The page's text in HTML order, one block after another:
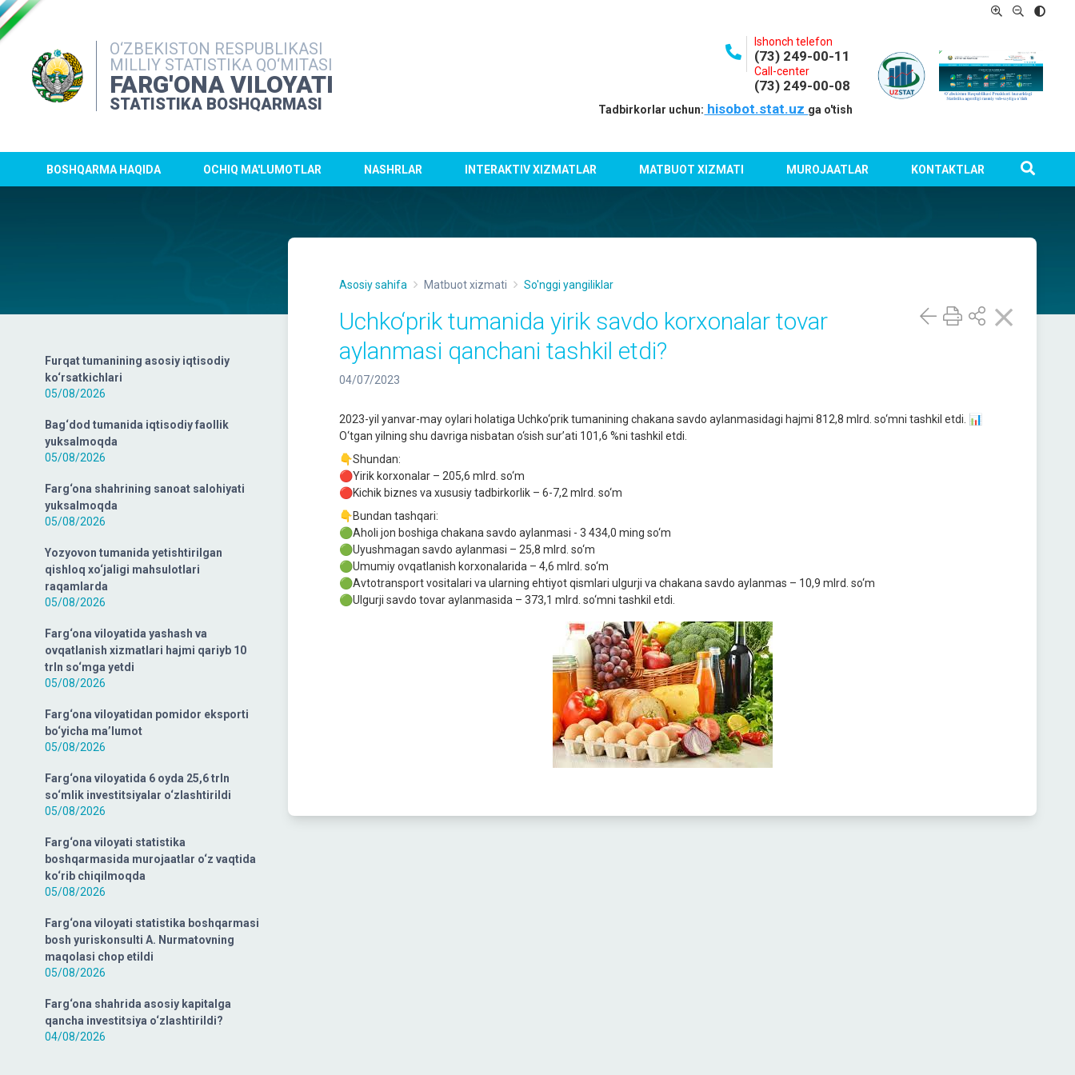
O‘ZBEKISTON RESPUBLIKASI
MILLIY STATISTIKA QO‘MITASI
FARG'ONA VILOYATI
STATISTIKA BOSHQARMASI
Ishonch telefon
(73) 249-00-11
Call-center
(73) 249-00-08
Tadbirkorlar uchun: hisobot.stat.uz ga o'tish
BOSHQARMA HAQIDA OCHIQ MA'LUMOTLAR NASHRLAR INTERAKTIV XIZMATLAR MATBUOT XIZMATI MUROJAATLAR KONTAKTLAR
Furqat tumanining asosiy iqtisodiy
ko‘rsatkichlari
05/08/2026
Bag‘dod tumanida iqtisodiy faollik
yuksalmoqda
05/08/2026
Farg‘ona shahrining sanoat salohiyati
yuksalmoqda
05/08/2026
Yozyovon tumanida yetishtirilgan
qishloq xo‘jaligi mahsulotlari
raqamlarda
05/08/2026
Farg‘ona viloyatida yashash va
ovqatlanish xizmatlari hajmi qariyb 10
trln so‘mga yetdi
05/08/2026
Farg‘ona viloyatidan pomidor eksporti
bo‘yicha ma’lumot
05/08/2026
Farg‘ona viloyatida 6 oyda 25,6 trln
so‘mlik investitsiyalar o‘zlashtirildi
05/08/2026
Farg‘ona viloyati statistika
boshqarmasida murojaatlar o‘z vaqtida
ko‘rib chiqilmoqda
05/08/2026
Farg‘ona viloyati statistika boshqarmasi
bosh yuriskonsulti A. Nurmatovning
maqolasi chop etildi
05/08/2026
Farg‘ona shahrida asosiy kapitalga
qancha investitsiya o‘zlashtirildi?
04/08/2026
Asosiy sahifa Matbuot xizmati So'nggi yangiliklar
Uchko‘prik tumanida yirik savdo korxonalar tovar
aylanmasi qanchani tashkil etdi?
04/07/2023
2023-yil yanvar-may oylari holatiga Uchko‘prik tumanining chakana savdo aylanmasidagi hajmi 812,8 mlrd. so‘mni tashkil etdi. 📊
O‘tgan yilning shu davriga nisbatan o‘sish sur’ati 101,6 %ni tashkil etdi.
👇Shundan:
🔴Yirik korxonalar – 205,6 mlrd. so‘m
🔴Kichik biznes va xususiy tadbirkorlik – 6-7,2 mlrd. so‘m
👇Bundan tashqari:
🟢Aholi jon boshiga chakana savdo aylanmasi - 3 434,0 ming so‘m
🟢Uyushmagan savdo aylanmasi – 25,8 mlrd. so‘m
🟢Umumiy ovqatlanish korxonalarida – 4,6 mlrd. so‘m
🟢Avtotransport vositalari va ularning ehtiyot qismlari ulgurji va chakana savdo aylanmas – 10,9 mlrd. so‘m
🟢Ulgurji savdo tovar aylanmasida – 373,1 mlrd. so‘mni tashkil etdi.